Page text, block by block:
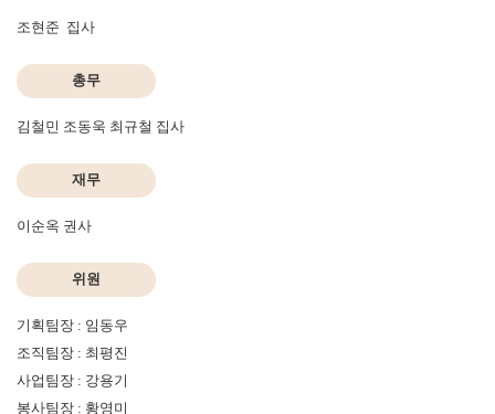
조현준 집사
총무
김철민 조동욱 최규철 집사
재무
이순옥 권사
위원
기획팀장 : 임동우
조직팀장 : 최평진
사업팀장 : 강용기
봉사팀장 : 황영미